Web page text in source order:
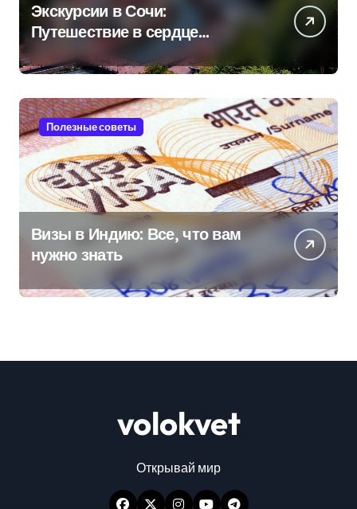
Экскурсии в Сочи:
Путешествие в сердце
Черноморского курорта
Полезные советы
Визы в Индию: Все, что вам
нужно знать
volokvet
Открывай мир